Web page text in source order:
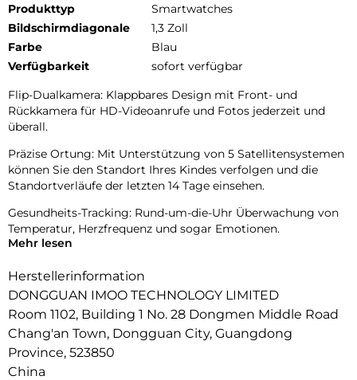
Produkttyp
Smartwatches
Bildschirmdiagonale
1,3 Zoll
Farbe
Blau
Verfügbarkeit
sofort verfügbar
Flip-Dualkamera: Klappbares Design mit Front- und
Rückkamera für HD-Videoanrufe und Fotos jederzeit und
überall.
Präzise Ortung: Mit Unterstützung von 5 Satellitensystemen
können Sie den Standort Ihres Kindes verfolgen und die
Standortverläufe der letzten 14 Tage einsehen.
Gesundheits-Tracking: Rund-um-die-Uhr Überwachung von
Temperatur, Herzfrequenz und sogar Emotionen.
von Training und Leistungsdaten.
Wasserdicht: Zum Schwimmen geeignet, wasserdicht bis zu
20 m Tiefe.
Mehrsprachige Unterstützung: Verfügbar in Englisch,
Deutsch, Polnisch, Spanisch und Chinesisch.
Mehr lesen
Herstellerinformation
DONGGUAN IMOO TECHNOLOGY LIMITED
Room 1102, Building 1 No. 28 Dongmen Middle Road
Chang'an Town, Dongguan City, Guangdong
Province, 523850
China